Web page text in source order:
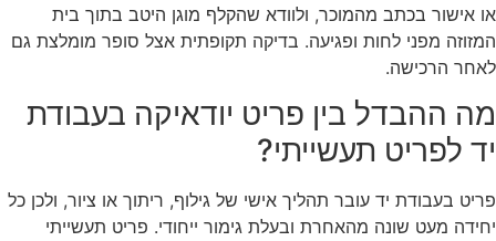
או אישור בכתב מהמוכר, ולוודא שהקלף מוגן היטב בתוך בית
המזוזה מפני לחות ופגיעה. בדיקה תקופתית אצל סופר מומלצת גם
לאחר הרכישה.
מה ההבדל בין פריט יודאיקה בעבודת
יד לפריט תעשייתי?
פריט בעבודת יד עובר תהליך אישי של גילוף, ריתוך או ציור, ולכן כל
יחידה מעט שונה מהאחרת ובעלת גימור ייחודי. פריט תעשייתי